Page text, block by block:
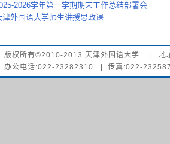
2026学年第一学期期末工作总结部署会
津外国语大学师生讲授思政课
版权所有©2010-2013 天津外国语大学 | 地
办公电话:022-23282310 | 传真:022-